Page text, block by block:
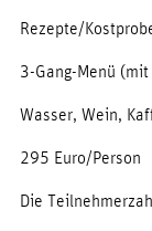
Rezepte/
3-Gang-Menü
Wasser, Wein,
295 Euro/Person
Die